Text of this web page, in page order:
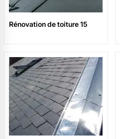
Rénovation de toiture 15